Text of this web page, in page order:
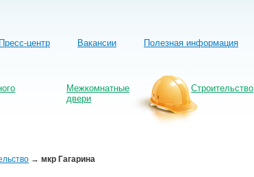
Пресс-центр Вакансии Полезная информация
Межкомнатные
двери
Строительство
→ мкр Гагарина